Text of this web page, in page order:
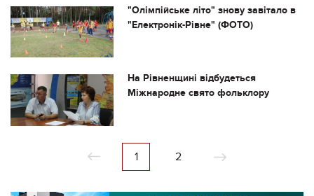
"Олімпійське літо" знову завітало в
"Електронік-Рівне" (ФОТО)
На Рівненщині відбудеться
Міжнародне свято фольклору
1 2